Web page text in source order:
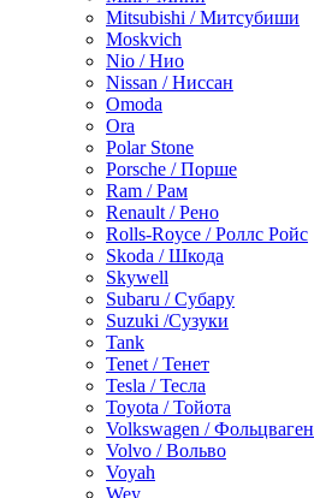
Mitsubishi / Митсубиши
Moskvich
Nio / Нио
Nissan / Ниссан
Omoda
Ora
Polar Stone
Porsche / Порше
Ram / Рам
Renault / Рено
Rolls-Royce / Роллс Ройс
Skoda / Шкода
Skywell
Subaru / Субару
Suzuki /Сузуки
Tank
Tenet / Тенет
Tesla / Тесла
Toyota / Тойота
Volkswagen / Фольцваген
Volvo / Вольво
Voyah
Wey